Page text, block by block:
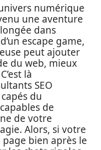
numérique
une aventure
dans
escape game,
peut ajouter
du web, mieux
là
SEO
du
de
de votre
Alors, si votre
bien après le